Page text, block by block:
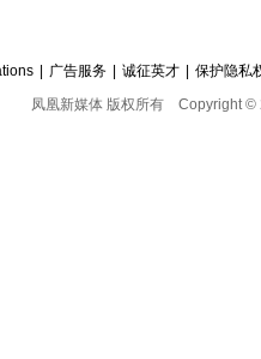
广告服务 诚征英才
保护隐私
凤凰新媒体 版权所有 Copyright ©